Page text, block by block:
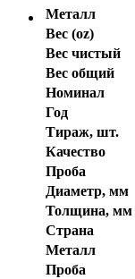
Металл
Вес (oz)
Вес чистый
Вес общий
Номинал
Год
Тираж, шт.
Качество
Проба
Диаметр, мм
Толщина, мм
Страна
Металл
Проба